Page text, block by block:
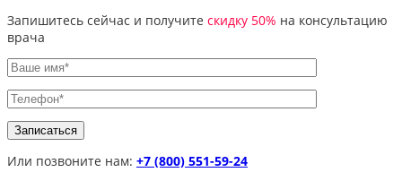
Запишитесь сейчас и получите скидку 50% на консультацию
врача
Или позвоните нам: +7 (800) 551-59-24